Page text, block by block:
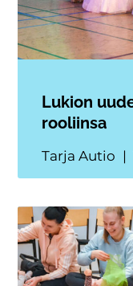
Lukion
rooliinsa
Tarja Autio